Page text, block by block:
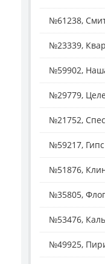
№61238,
№23339,
№59902,
№29779,
№21752,
№59217, Гипс
№51876,
№35805,
№53476,
№49925,